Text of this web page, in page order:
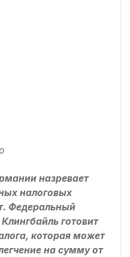
назревает
налоговых
Федеральный
готовит
которая может
на сумму от